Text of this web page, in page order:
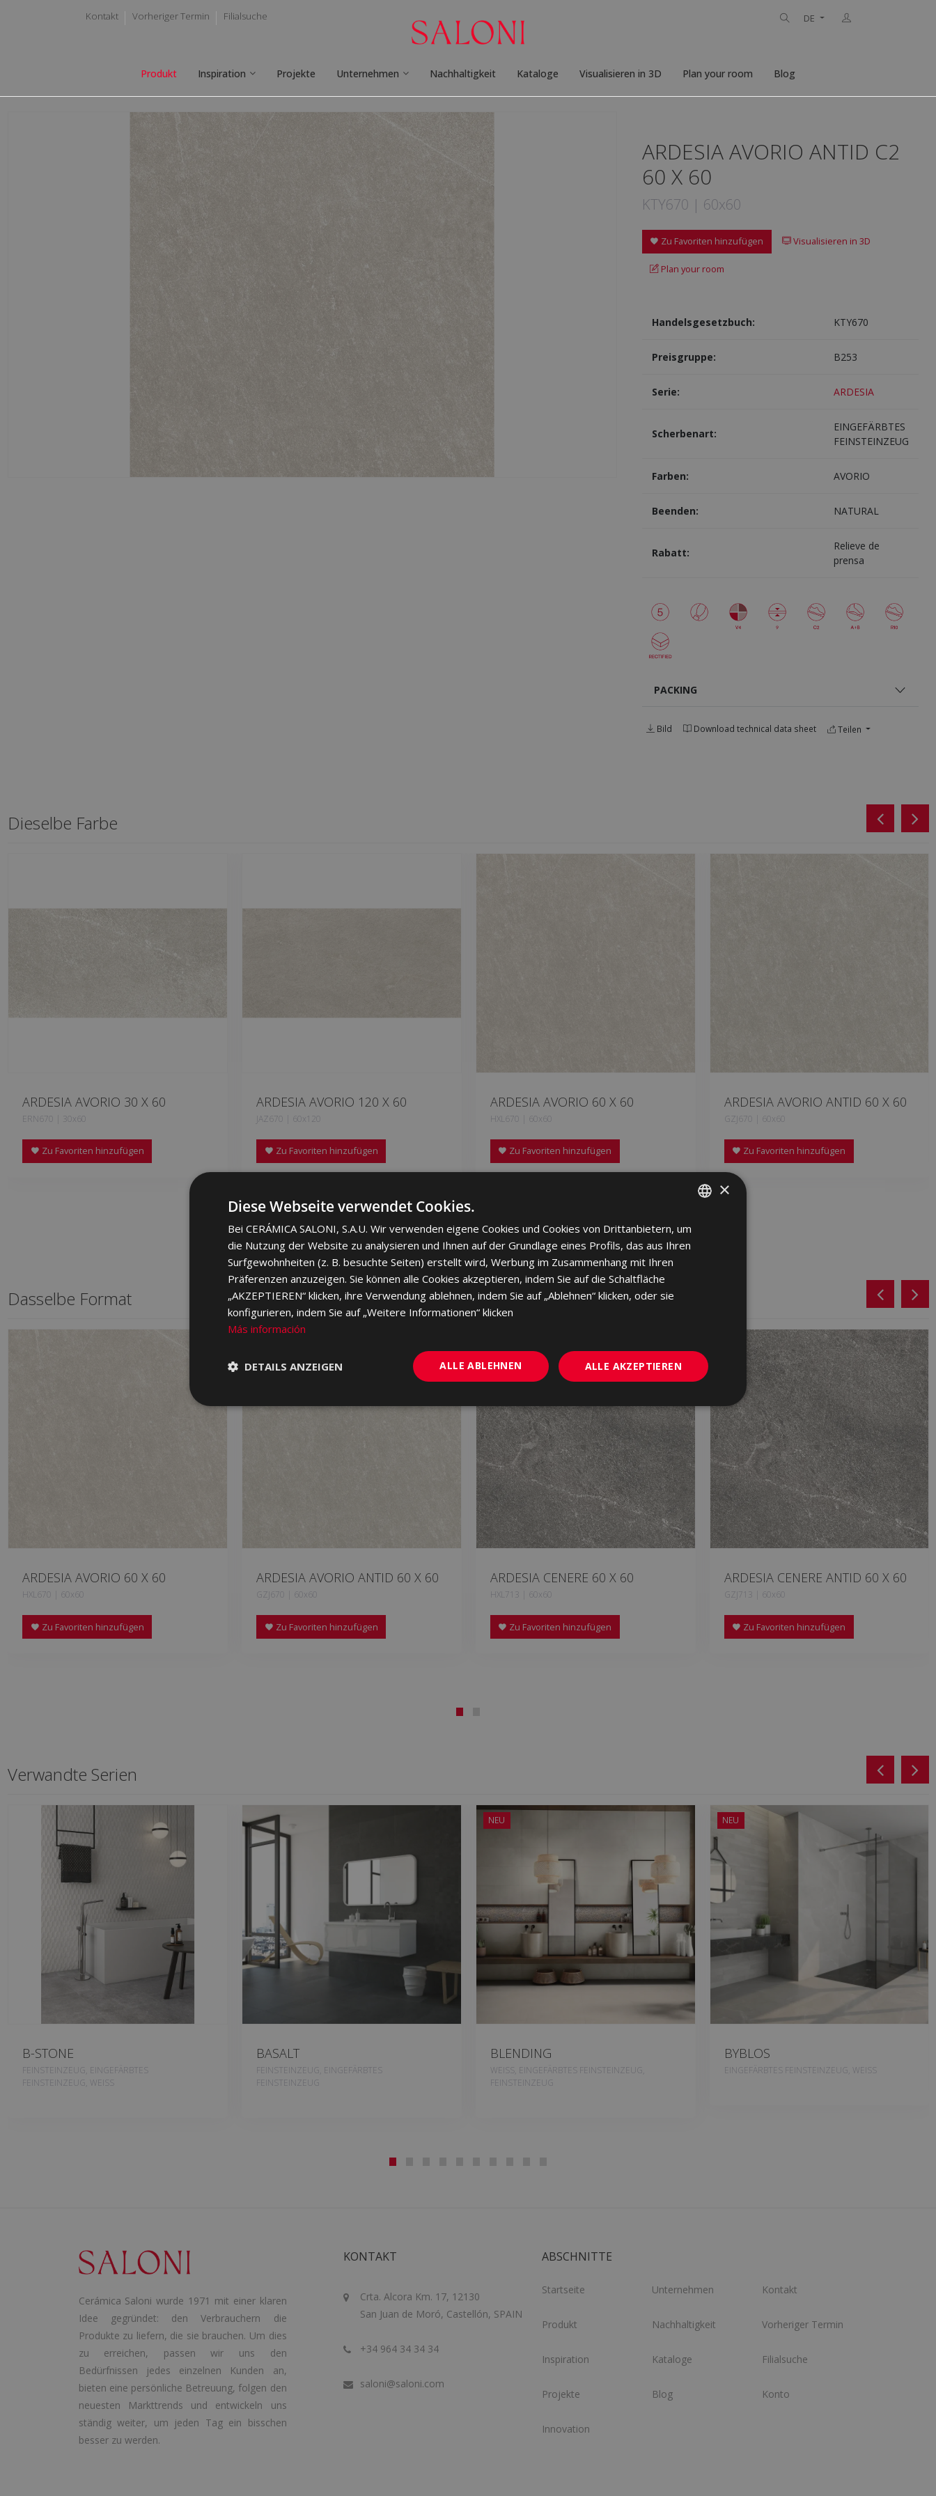
Kontakt Vorheriger Termin Filialsuche DE
Produkt Inspiration Projekte Unternehmen Nachhaltigkeit Kataloge Visualisieren in 3D Plan your room Blog
ARDESIA AVORIO ANTID C2
60 X 60
KTY670 | 60x60
Zu Favoriten hinzufügen Visualisieren in 3D
Plan your room
Handelsgesetzbuch: KTY670
Preisgruppe: B253
Serie: ARDESIA
Scherbenart:
EINGEFÄRBTES
FEINSTEINZEUG
Farben: AVORIO
Beenden: NATURAL
Rabatt:
Relieve de
prensa
PACKING
Bild Download technical data sheet Teilen
Dieselbe Farbe
ARDESIA AVORIO 30 X 60
ERN670 | 30x60
Zu Favoriten hinzufügen
ARDESIA AVORIO 120 X 60
JAZ670 | 60x120
Zu Favoriten hinzufügen
ARDESIA AVORIO 60 X 60
HXL670 | 60x60
Zu Favoriten hinzufügen
ARDESIA AVORIO ANTID 60 X 60
GZJ670 | 60x60
Zu Favoriten hinzufügen
Dasselbe Format
ARDESIA AVORIO 60 X 60
HXL670 | 60x60
Zu Favoriten hinzufügen
ARDESIA AVORIO ANTID 60 X 60
GZJ670 | 60x60
Zu Favoriten hinzufügen
ARDESIA CENERE 60 X 60
HXL713 | 60x60
Zu Favoriten hinzufügen
ARDESIA CENERE ANTID 60 X 60
GZJ713 | 60x60
Zu Favoriten hinzufügen
Verwandte Serien
B-STONE
FEINSTEINZEUG, EINGEFÄRBTES
FEINSTEINZEUG, WEISS
BASALT
FEINSTEINZEUG, EINGEFÄRBTES
FEINSTEINZEUG
NEU
BLENDING
WEISS, EINGEFÄRBTES FEINSTEINZEUG,
FEINSTEINZEUG
NEU
BYBLOS
EINGEFÄRBTES FEINSTEINZEUG, WEISS
Cerámica Saloni wurde 1971 mit einer klaren
Idee gegründet: den Verbrauchern die
Produkte zu liefern, die sie brauchen. Um dies
zu erreichen, passen wir uns den
Bedürfnissen jedes einzelnen Kunden an,
bieten eine persönliche Betreuung, folgen den
neuesten Markttrends und entwickeln uns
ständig weiter, um jeden Tag ein bisschen
besser zu werden.
KONTAKT
Crta. Alcora Km. 17, 12130
San Juan de Moró, Castellón, SPAIN
+34 964 34 34 34
saloni@saloni.com
ABSCHNITTE
Startseite
Produkt
Inspiration
Projekte
Innovation
Unternehmen
Nachhaltigkeit
Kataloge
Blog
Kontakt
Vorheriger Termin
Filialsuche
Konto
SPANISH
ENGLISH
GERMAN
×
Diese Webseite verwendet Cookies.
Bei CERÁMICA SALONI, S.A.U. Wir verwenden eigene Cookies und Cookies von Drittanbietern, um
die Nutzung der Website zu analysieren und Ihnen auf der Grundlage eines Profils, das aus Ihren
Surfgewohnheiten (z. B. besuchte Seiten) erstellt wird, Werbung im Zusammenhang mit Ihren
Präferenzen anzuzeigen. Sie können alle Cookies akzeptieren, indem Sie auf die Schaltfläche
„AKZEPTIEREN“ klicken, ihre Verwendung ablehnen, indem Sie auf „Ablehnen“ klicken, oder sie
konfigurieren, indem Sie auf „Weitere Informationen“ klicken
Más información
ALLE AKZEPTIEREN
ALLE ABLEHNEN
DETAILS ANZEIGEN